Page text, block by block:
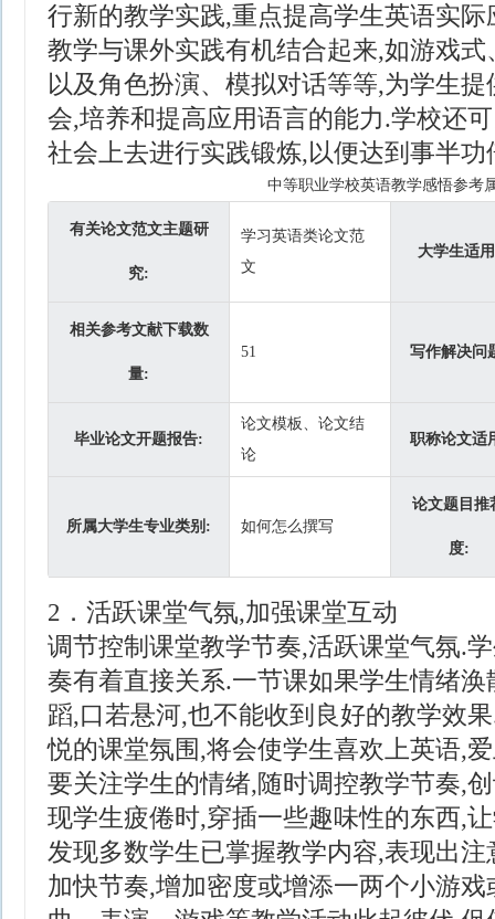
行新的教学实践,重点提高学生英语实
教学与课外实践有机结合起来,如游戏
以及角色扮演、模拟对话等等,为学生
会,培养和提高应用语言的能力.学校还
社会上去进行实践锻炼,以便达到事半功
中等职业学校英语教学感悟参考
有关论文范文主题研
究:
学习英语类论文范
文
大学生适
相关参考文献下载数
量:
51 写作解决问
毕业论文开题报告:
论文模板、论文结
论
职称论文适
所属大学生专业类别: 如何怎么撰写
论文题目推
度:
2．活跃课堂气氛,加强课堂互动
调节控制课堂教学节奏,活跃课堂气氛.
奏有着直接关系.一节课如果学生情绪
蹈,口若悬河,也不能收到良好的教学效
悦的课堂氛围,将会使学生喜欢上英语,
要关注学生的情绪,随时调控教学节奏,
现学生疲倦时,穿插一些趣味性的东西,
发现多数学生已掌握教学内容,表现出
加快节奏,增加密度或增添一两个小游